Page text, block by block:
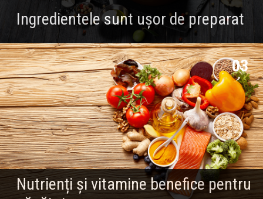
Ingredientele sunt ușor de preparat
03
Nutrienți și vitamine benefice pentru